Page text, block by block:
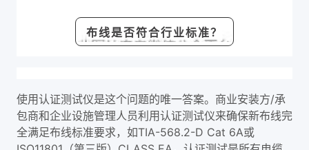
布线是否符合行业标准？
使用认证测试仪是这个问题的唯一答案。商业安装方/承
包商和企业设施管理人员利用认证测试仪来确保新布线完
全满足布线标准要求，如TIA-568.2-D Cat 6A或